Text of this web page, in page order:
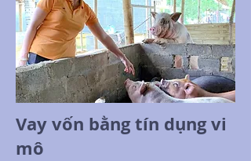
Vay vốn bằng tín dụng vi
mô